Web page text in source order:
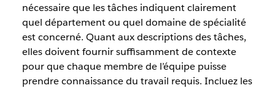
nécessaire que les tâches indiquent clairement
quel département ou quel domaine de spécialité
est concerné. Quant aux descriptions des tâches,
elles doivent fournir suffisamment de contexte
pour que chaque membre de l’équipe puisse
prendre connaissance du travail requis. Incluez les